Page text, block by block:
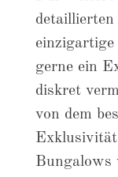
gerne ein
diskret
von dem
Exklusivität
Bungalows